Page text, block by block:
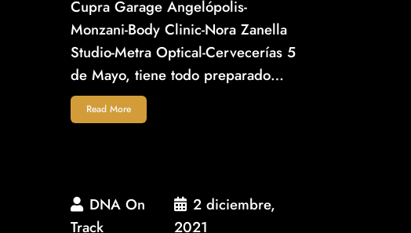
Cupra Garage Angelópolis-
Monzani-Body Clinic-Nora Zanella
Studio-Metra Optical-Cervecerías 5
de Mayo, tiene todo preparado…
Read More
DNA On
Track
2 diciembre,
2021